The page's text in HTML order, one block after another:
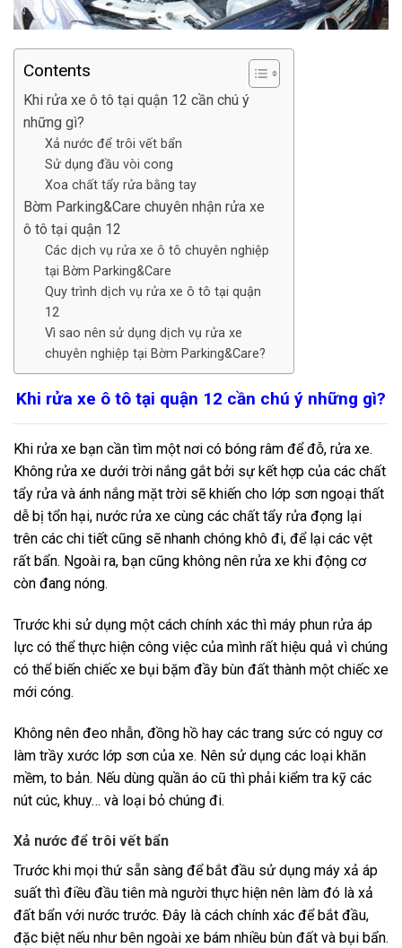
Contents
Khi rửa xe ô tô tại quận 12 cần chú ý
những gì?
Xả nước để trôi vết bẩn
Sử dụng đầu vòi cong
Xoa chất tẩy rửa bằng tay
Bờm Parking&Care chuyên nhận rửa xe
ô tô tại quận 12
Các dịch vụ rửa xe ô tô chuyên nghiệp
tại Bờm Parking&Care
Quy trình dịch vụ rửa xe ô tô tại quận
12
Vì sao nên sử dụng dịch vụ rửa xe
chuyên nghiệp tại Bờm Parking&Care?
Khi rửa xe ô tô tại quận 12 cần chú ý những gì?
Khi rửa xe bạn cần tìm một nơi có bóng râm để đỗ, rửa xe.
Không rửa xe dưới trời nắng gắt bởi sự kết hợp của các chất
tẩy rửa và ánh nắng mặt trời sẽ khiến cho lớp sơn ngoại thất
dễ bị tổn hại, nước rửa xe cùng các chất tẩy rửa đọng lại
trên các chi tiết cũng sẽ nhanh chóng khô đi, để lại các vệt
rất bẩn. Ngoài ra, bạn cũng không nên rửa xe khi động cơ
còn đang nóng.
Trước khi sử dụng một cách chính xác thì máy phun rửa áp
lực có thể thực hiện công việc của mình rất hiệu quả vì chúng
có thể biến chiếc xe bụi bặm đầy bùn đất thành một chiếc xe
mới cóng.
Không nên đeo nhẫn, đồng hồ hay các trang sức có nguy cơ
làm trầy xước lớp sơn của xe. Nên sử dụng các loại khăn
mềm, to bản. Nếu dùng quần áo cũ thì phải kiểm tra kỹ các
nút cúc, khuy… và loại bỏ chúng đi.
Xả nước để trôi vết bẩn
Trước khi mọi thứ sẵn sàng để bắt đầu sử dụng máy xả áp
suất thì điều đầu tiên mà người thực hiện nên làm đó là xả
đất bẩn với nước trước. Đây là cách chính xác để bắt đầu,
đặc biệt nếu như bên ngoài xe bám nhiều bùn đất và bụi bẩn.